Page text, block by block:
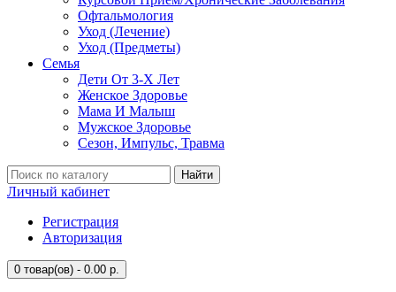
Офтальмология
Уход (Лечение)
Уход (Предметы)
Семья
Дети От 3-Х Лет
Женское Здоровье
Мама И Малыш
Мужское Здоровье
Сезон, Импульс, Травма
Найти
Личный кабинет
Регистрация
Авторизация
0 товар(ов) - 0.00 р.